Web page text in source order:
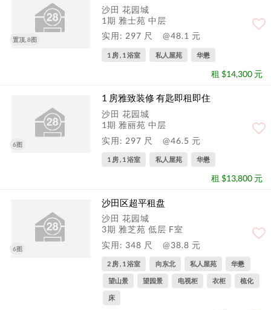
置顶, 8图
沙田 花园城
1期 雅士苑 中层
实用: 297 尺
@48.1 元
1 房 , 1 浴室 私人屋苑 华懋
租 $14,300 元
6图
1 房雅致装修 有匙即租即住
沙田 花园城
1期 雅丽苑 中层
实用: 297 尺
@46.5 元
1 房 , 1 浴室 私人屋苑 华懋
租 $13,800 元
6图
沙田区超平租盘
沙田 花园城
3期 雅芝苑 低层 F室
实用: 348 尺
@38.8 元
2 房 , 1 浴室 向东北 私人屋苑 华懋
望山景 望园景 电视柜 衣柜 梳化
床